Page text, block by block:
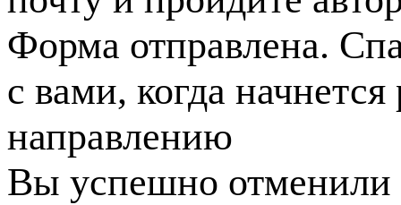
Форма отправлена.
с вами, когда
направлению
Вы успешно отменили